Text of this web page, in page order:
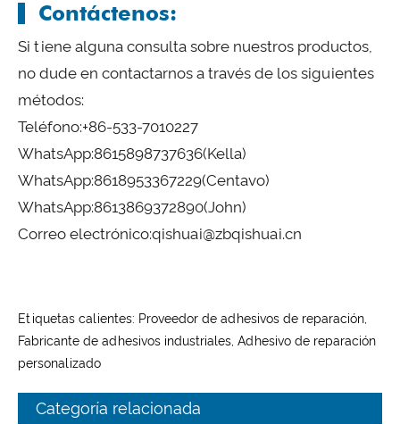
Contáctenos:
Si tiene alguna consulta sobre nuestros productos,
no dude en contactarnos a través de los siguientes
métodos:
Teléfono:+86-533-7010227
WhatsApp:8615898737636(Kella)
WhatsApp:8618953367229(Centavo)
WhatsApp:8613869372890(John)
Correo electrónico:qishuai@zbqishuai.cn
Etiquetas calientes: Proveedor de adhesivos de reparación,
Fabricante de adhesivos industriales, Adhesivo de reparación
personalizado
Categoría relacionada